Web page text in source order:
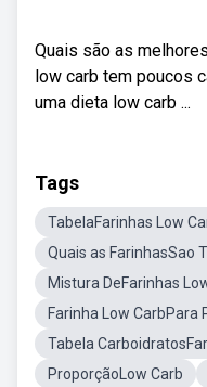
Quais são as
low carb tem poucos
uma dieta low carb ...
Tags
TabelaFarinhas Low
Quais as FarinhasSao
Mistura DeFarinhas
Farinha Low CarbPara
Tabela
ProporçãoLow Carb